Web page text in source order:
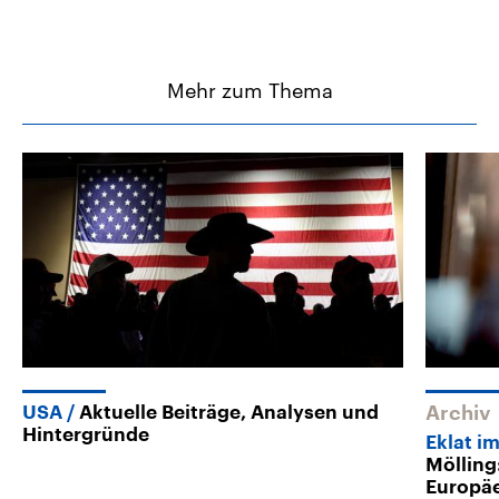
Mehr zum Thema
USA
Aktuelle Beiträge, Analysen und
Hintergründe
Archiv
Eklat